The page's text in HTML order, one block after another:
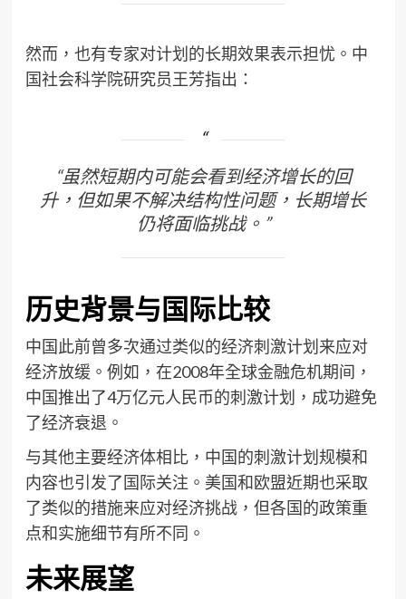
然而，也有专家对计划的长期效果表示担忧。中
国社会科学院研究员王芳指出：
“虽然短期内可能会看到经济增长的回
升，但如果不解决结构性问题，长期增长
仍将面临挑战。”
历史背景与国际比较
中国此前曾多次通过类似的经济刺激计划来应对
经济放缓。例如，在2008年全球金融危机期间，
中国推出了4万亿元人民币的刺激计划，成功避免
了经济衰退。
与其他主要经济体相比，中国的刺激计划规模和
内容也引发了国际关注。美国和欧盟近期也采取
了类似的措施来应对经济挑战，但各国的政策重
点和实施细节有所不同。
未来展望